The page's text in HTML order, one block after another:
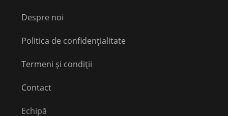
Despre noi
Politica de confidențialitate
Termeni și condiții
Contact
Echipă